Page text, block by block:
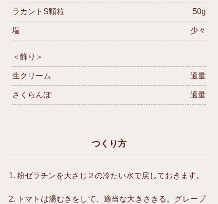
ラカントS顆粒 50g
塩 少々
＜飾り＞
生クリーム 適量
さくらんぼ 適量
つくり方
粉ゼラチンを大さじ２の冷たい水で戻しておきます。
トマトは湯むきをして、適当な大きさきる。グレープ